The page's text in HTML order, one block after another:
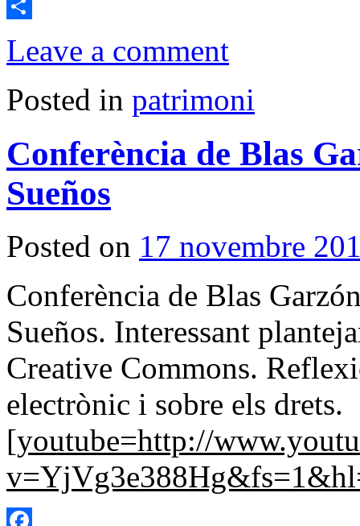
Email
Leave a comment
Posted in patrimoni
Conferència de Blas
Sueños
Posted on 17 novembre
Conferència de Blas
Sueños. Interessant
Creative Commons.
electrònic i sobre els drets.
[youtube=http://